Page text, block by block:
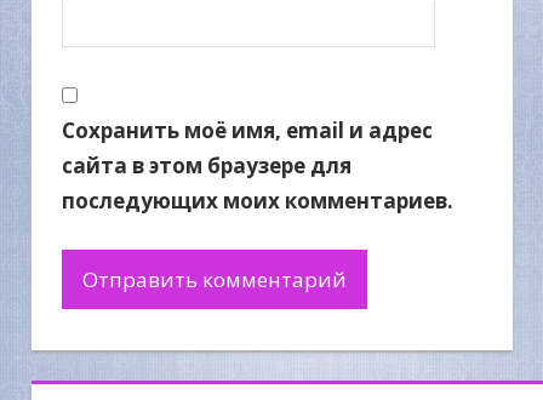
Сохранить моё имя, email и адрес
сайта в этом браузере для
последующих моих комментариев.